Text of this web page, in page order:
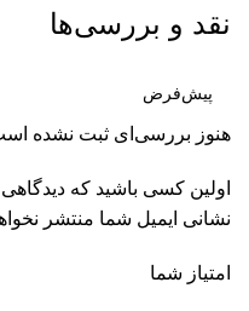
نقد و بررسی‌ها
هنوز بررسی‌ای ثبت نشده
اولین کسی باشید که دیدگاهی می
نشانی ایمیل شما منتشر
امتیاز شما